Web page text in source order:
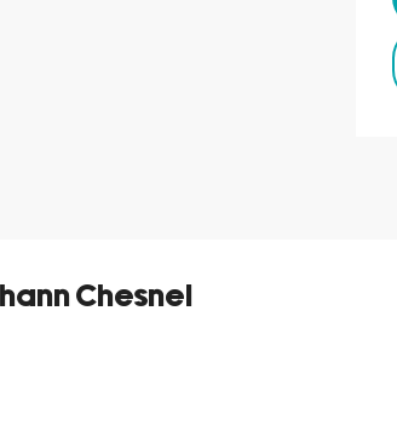
Chesnel